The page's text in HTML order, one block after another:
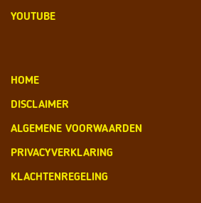
YOUTUBE
HOME
DISCLAIMER
ALGEMENE VOORWAARDEN
PRIVACYVERKLARING
KLACHTENREGELING